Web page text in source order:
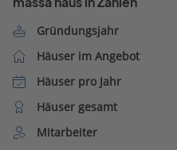
Gründungsjahr
Häuser im Angebot
Häuser pro Jahr
Häuser gesamt
Mitarbeiter